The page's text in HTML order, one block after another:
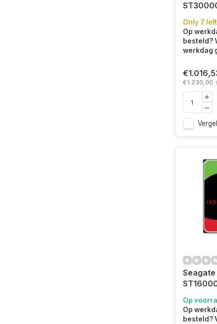
harde
7200
SATA III
Only 7 left
Op
besteld?
werkdag
€1.230,00
7200
Op
Op
besteld?